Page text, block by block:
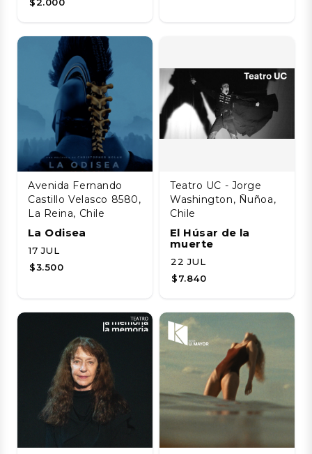
Avenida Fernando
Castillo Velasco 8580,
La Reina, Chile
La Odisea
17 JUL
$3.500
Teatro UC - Jorge
Washington, Ñuñoa,
Chile
El Húsar de la
muerte
22 JUL
$7.840